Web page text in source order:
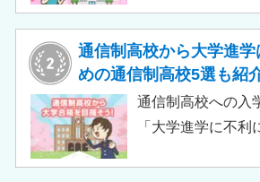
目安、申請時の注
やすく解説します
られるのでチェッ
う。
通信制高校から大学進
めの通信制高校5選も紹
通信制高校への入
「大学進学に不利